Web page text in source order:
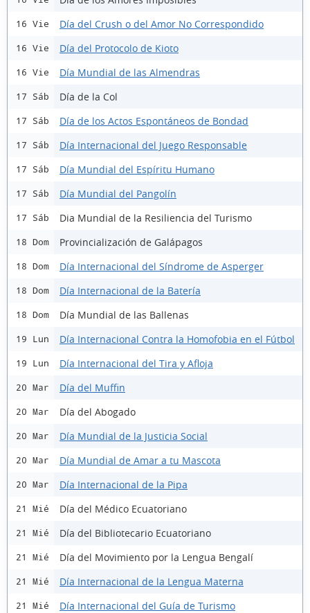
16 Vie Día del Crush o del Amor No Correspondido
16 Vie Día del Protocolo de Kioto
16 Vie Día Mundial de las Almendras
17 Sáb Día de la Col
17 Sáb Día de los Actos Espontáneos de Bondad
17 Sáb Día Internacional del Juego Responsable
17 Sáb Día Mundial del Espíritu Humano
17 Sáb Día Mundial del Pangolín
17 Sáb Dia Mundial de la Resiliencia del Turismo
18 Dom Provincialización de Galápagos
18 Dom Día Internacional del Síndrome de Asperger
18 Dom Día Internacional de la Batería
18 Dom Día Mundial de las Ballenas
19 Lun Día Internacional Contra la Homofobia en el Fútbol
19 Lun Día Internacional del Tira y Afloja
20 Mar Día del Muffin
20 Mar Día del Abogado
20 Mar Día Mundial de la Justicia Social
20 Mar Día Mundial de Amar a tu Mascota
20 Mar Día Internacional de la Pipa
21 Mié Día del Médico Ecuatoriano
21 Mié Día del Bibliotecario Ecuatoriano
21 Mié Día del Movimiento por la Lengua Bengalí
21 Mié Día Internacional de la Lengua Materna
21 Mié Día Internacional del Guía de Turismo